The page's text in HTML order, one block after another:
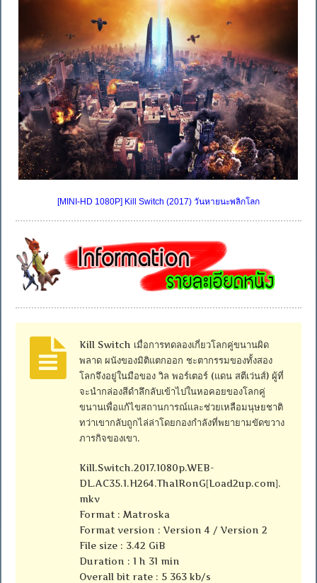
[MINI-HD 1080P] Kill Switch (2017) วันหายนะพลิกโลก
Kill Switch เมื่อการทดลองเกี่ยวโลกคู่ขนานผิด
พลาด ผนังของมิติแตกออก ชะตากรรมของทั้งสอง
โลกจึงอยู่ในมือของ วิล พอร์เตอร์ (แดน สตีเว่นส์) ผู้ที่
จะนำกล่องสีดำลึกลับเข้าไปในหอคอยของโลกคู่
ขนานเพื่อแก้ไขสถานการณ์และช่วยเหลือมนุษยชาติ
ทว่าเขากลับถูกไล่ล่าโดยกองกำลังที่พยายามขัดขวาง
ภารกิจของเขา.
Kill.Switch.2017.1080p.WEB-
DL.AC35.1.H264.ThaIRonG[Load2up.com].
mkv
Format : Matroska
Format version : Version 4 / Version 2
File size : 3.42 GiB
Duration : 1 h 31 min
Overall bit rate : 5 363 kb/s